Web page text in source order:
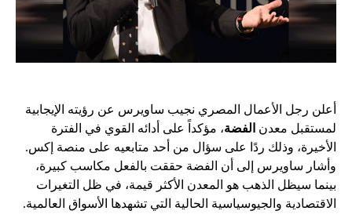
أعلن رجل الأعمال المصري نجيب ساويرس عن رؤيته الإيجابية
لمستقبل معدن الفضة، مؤكداً على أدائه القوي في الفترة
الأخيرة، وذلك ردًا على سؤال من أحد متابعيه على منصة إكس.
وأشار ساويرس إلى أن الفضة حققت بالفعل مكاسب كبيرة،
بينما سيظل الذهب هو المعدن الأكثر قيمة، في ظل التغيرات
الاقتصادية والجيوسياسية الحالية التي تشهدها الأسواق العالمية.